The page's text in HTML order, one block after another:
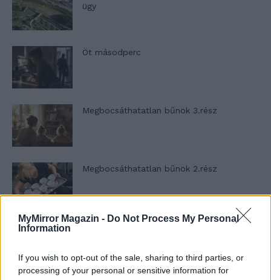
MyMirror Magazin - Do Not Process My Personal
Information
If you wish to opt-out of the sale, sharing to third parties, or
processing of your personal or sensitive information for
ügy
Öt másodperc
Megbocsáthatatlan bűnök 3.rész
Megbocsáthatatlan bűnök 2.rész
Megbocsáthatatlan bűnök 1.rész